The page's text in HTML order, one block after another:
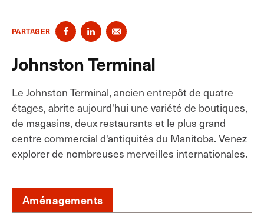
PARTAGER
Johnston Terminal
Le Johnston Terminal, ancien entrepôt de quatre
étages, abrite aujourd'hui une variété de boutiques,
de magasins, deux restaurants et le plus grand
centre commercial d'antiquités du Manitoba. Venez
explorer de nombreuses merveilles internationales.
Aménagements